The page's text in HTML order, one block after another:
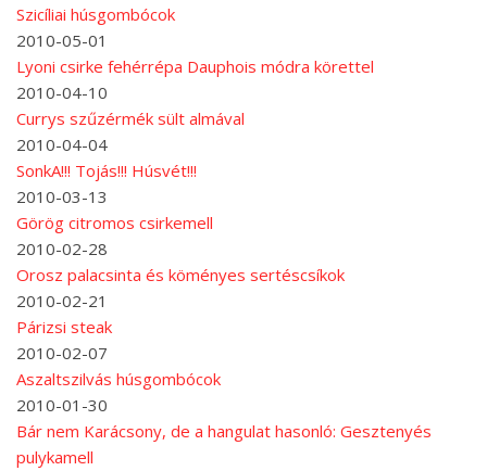
Szicíliai húsgombócok
2010-05-01
Lyoni csirke fehérrépa Dauphois módra körettel
2010-04-10
Currys szűzérmék sült almával
2010-04-04
SonkA!!! Tojás!!! Húsvét!!!
2010-03-13
Görög citromos csirkemell
2010-02-28
Orosz palacsinta és köményes sertéscsíkok
2010-02-21
Párizsi steak
2010-02-07
Aszaltszilvás húsgombócok
2010-01-30
Bár nem Karácsony, de a hangulat hasonló: Gesztenyés
pulykamell